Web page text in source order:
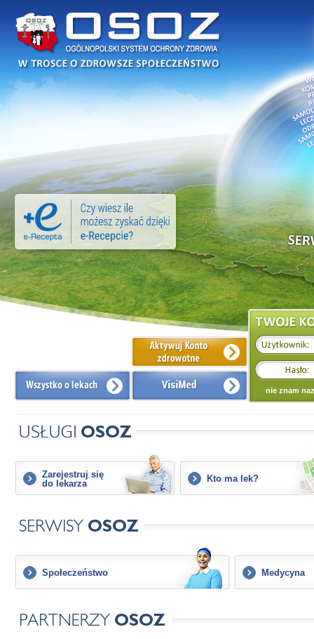
nie znam
Usługi
Zarejestruj się
do lekarza
Kto ma lek?
Serwisy
Społeczeństwo Medycyna
Partnerzy